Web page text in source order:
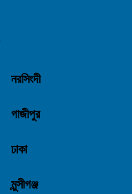
নরসিংদী
গাজীপুর
ঢাকা
মুন্সীগঞ্জ